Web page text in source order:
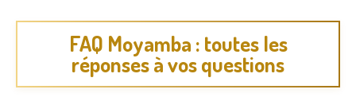
FAQ Moyamba : toutes les
réponses à vos questions